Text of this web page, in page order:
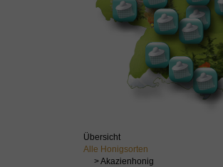
Übersicht
Alle Honigsorten
> Akazienhonig